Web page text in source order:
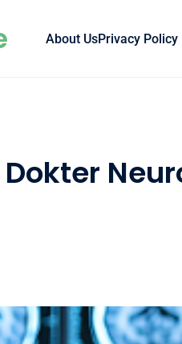
About UsPrivacy Policy